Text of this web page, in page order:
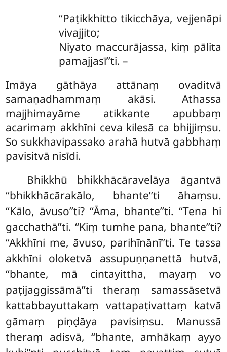
‘‘Paṭikkhitto tikicchāya, vejjenāpi
vivajjito;
Niyato maccurājassa, kiṃ pālita
pamajjasī’’ti. –
Imāya gāthāya attānaṃ ovaditvā
samaṇadhammaṃ akāsi. Athassa
majjhimayāme atikkante apubbaṃ
acarimaṃ akkhīni ceva kilesā ca bhijjiṃsu.
So sukkhavipassako arahā hutvā gabbhaṃ
pavisitvā nisīdi.
Bhikkhū bhikkhācāravelāya āgantvā
‘‘bhikkhācārakālo, bhante’’ti āhaṃsu.
‘‘Kālo, āvuso’’ti? ‘‘Āma, bhante’’ti. ‘‘Tena hi
gacchathā’’ti. ‘‘Kiṃ tumhe pana, bhante’’ti?
‘‘Akkhīni me, āvuso, parihīnānī’’ti. Te tassa
akkhīni oloketvā assupuṇṇanettā hutvā,
‘‘bhante, mā cintayittha, mayaṃ vo
paṭijaggissāmā’’ti theraṃ samassāsetvā
kattabbayuttakaṃ vattapaṭivattaṃ katvā
gāmaṃ piṇḍāya pavisiṃsu. Manussā
theraṃ adisvā, ‘‘bhante, amhākaṃ ayyo